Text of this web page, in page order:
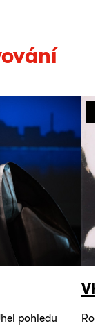
pohledu